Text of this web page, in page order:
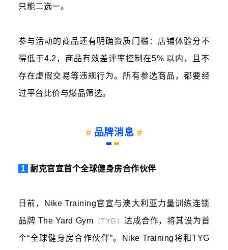
只能二选一。
参与活动的商品还有明确资质门槛：店铺体验分不
得低于4.2，商品有效差评率控制在5% 以内，且不
存在虚假交易等违规行为。所有参选商品，都要经
过平台比价与爆品筛选。
# 品牌消息 #
1 耐克官宣首个全球健身房合作伙伴
日前，Nike Training官宣与澳大利亚力量训练连锁
品牌 The Yard Gym （TYG）达成合作，将其设为首
个“全球健身房合作伙伴”。Nike Training将和TYG